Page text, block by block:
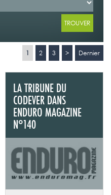
1 2 3 > Dernier
LA TRIBUNE DU
CODEVER DANS
ENDURO MAGAZINE
N°140